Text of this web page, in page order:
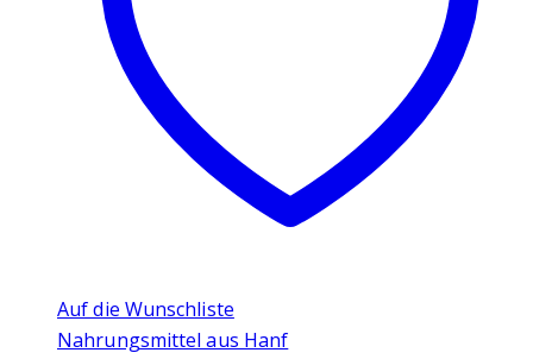
Auf die Wunschliste
Nahrungsmittel aus Hanf